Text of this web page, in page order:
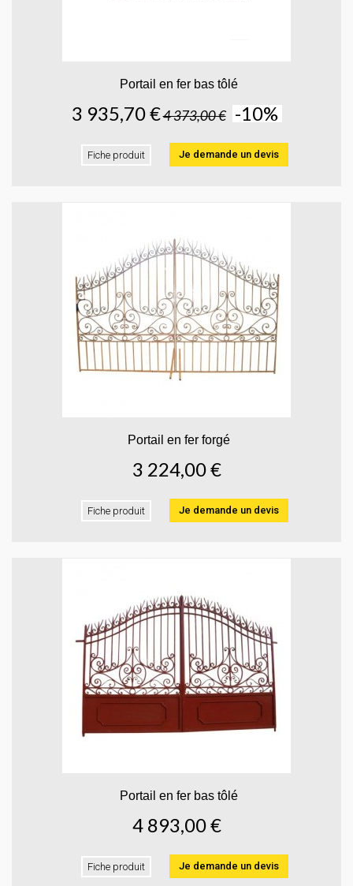
Portail en fer bas tôlé
3 935,70 €4 373,00 € -10%
Fiche produit Je demande un devis
Portail en fer forgé
3 224,00 €
Fiche produit Je demande un devis
Portail en fer bas tôlé
4 893,00 €
Fiche produit Je demande un devis